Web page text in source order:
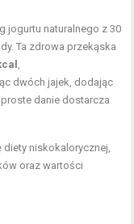
jogurtu naturalnego z 30
Ta zdrowa przekąska
,
dwóch jajek, dodając
danie dostarcza
diety niskokalorycznej,
oraz wartości